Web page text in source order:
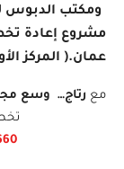
ومكتب
مشروع إعادة
عمان.( المركز
مع رتاج… وسع